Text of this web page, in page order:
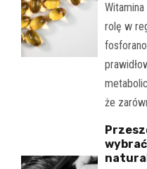
rolę w
że